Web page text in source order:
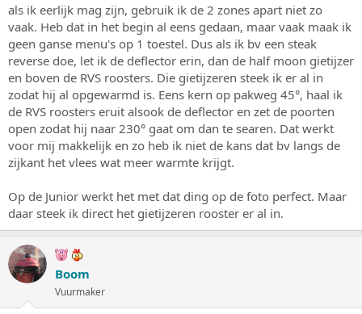
als ik eerlijk mag zijn, gebruik ik de 2 zones apart niet zo
vaak. Heb dat in het begin al eens gedaan, maar vaak maak ik
geen ganse menu's op 1 toestel. Dus als ik bv een steak
reverse doe, let ik de deflector erin, dan de half moon gietijzer
en boven de RVS roosters. Die gietijzeren steek ik er al in
zodat hij al opgewarmd is. Eens kern op pakweg 45°, haal ik
de RVS roosters eruit alsook de deflector en zet de poorten
open zodat hij naar 230° gaat om dan te searen. Dat werkt
voor mij makkelijk en zo heb ik niet de kans dat bv langs de
zijkant het vlees wat meer warmte krijgt.
Op de Junior werkt het met dat ding op de foto perfect. Maar
daar steek ik direct het gietijzeren rooster er al in.
Boom
Vuurmaker